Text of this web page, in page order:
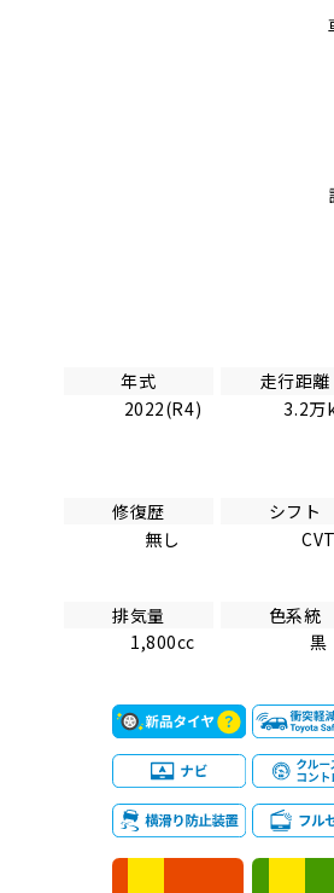
年式
2022(R4)
走行距離
3.2万
修復歴
無し
シフト
CVT
排気量
1,800cc
色系統
黒